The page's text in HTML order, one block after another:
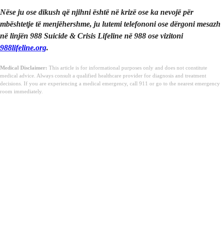
Nëse ju ose dikush që njihni është në krizë ose ka nevojë për
mbështetje të menjëhershme, ju lutemi telefononi ose dërgoni mesazh
në linjën 988 Suicide & Crisis Lifeline në 988 ose vizitoni
988lifeline.org.
Medical Disclaimer: This article is for informational purposes only and does not constitute
medical advice. Always consult a qualified healthcare provider for diagnosis and treatment
decisions. If you are experiencing a medical emergency, call 911 or go to the nearest emergency
room immediately.